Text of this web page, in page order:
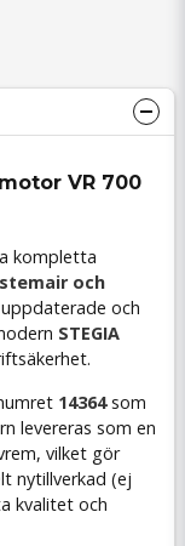
VR 700
kompletta
och
och
STEGIA
14364som
levereras som en
vilket gör
nytillverkad (ej
kvalitet och